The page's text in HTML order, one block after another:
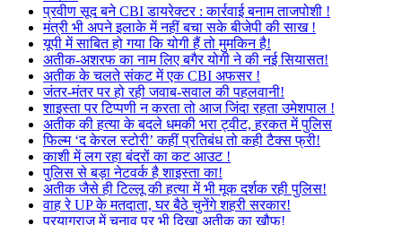
प्रवीण सूद बने CBI डायरेक्टर : कार्रवाई बनाम ताजपोशी !
मंत्री भी अपने इलाके में नहीं बचा सके बीजेपी की साख !
यूपी में साबित हो गया कि योगी हैं तो मुमकिन है!
अतीक-अशरफ का नाम लिए बगैर योगी ने की नई सियासत!
अतीक के चलते संकट में एक CBI अफसर !
जंतर-मंतर पर हो रही जवाब-सवाल की पहलवानी!
शाइस्ता पर टिप्पणी न करता तो आज जिंदा रहता उमेशपाल !
अतीक की हत्या के बदले धमकी भरा ट्वीट, हरकत में पुलिस
फिल्म ‘द केरल स्टोरी’ कहीं प्रतिबंध तो कही टैक्स फ्री!
काशी में लग रहा बंदरों का कट आउट !
पुलिस से बड़ा नेटवर्क है शाइस्ता का!
अतीक जैसे ही टिल्लू की हत्या में भी मूक दर्शक रही पुलिस!
वाह रे UP के मतदाता, घर बैठे चुनेंगे शहरी सरकार!
प्रयागराज में चुनाव पर भी दिखा अतीक का खौफ!